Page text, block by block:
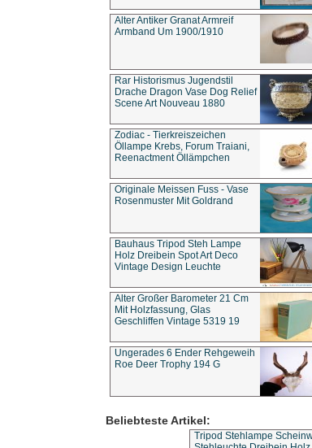
Alter Antiker Granat Armreif
Armband Um 1900/1910
Rar Historismus Jugendstil
Drache Dragon Vase Dog Relief
Scene Art Nouveau 1880
Zodiac - Tierkreiszeichen
Öllampe Krebs, Forum Traiani,
Reenactment Öllämpchen
Originale Meissen Fuss - Vase
Rosenmuster Mit Goldrand
Bauhaus Tripod Steh Lampe
Holz Dreibein Spot Art Deco
Vintage Design Leuchte
Alter Großer Barometer 21 Cm
Mit Holzfassung, Glas
Geschliffen Vintage 5319 19
Ungerades 6 Ender Rehgeweih
Roe Deer Trophy 194 G
Beliebteste Artikel:
Tripod Stehlampe